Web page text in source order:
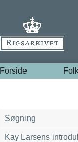
Forside
Søgning
Kay Larsens